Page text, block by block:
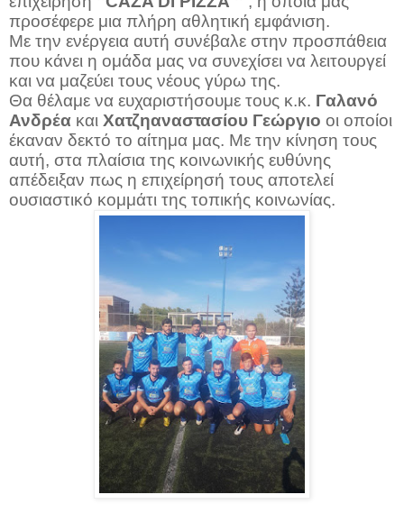
προσέφερε μια πλήρη αθλητική εμφάνιση.
Με την ενέργεια αυτή συνέβαλε στην προσπάθεια
που κάνει η ομάδα μας να συνεχίσει να λειτουργεί
και να μαζεύει τους νέους γύρω της.
Θα θέλαμε να ευχαριστήσουμε τους κ.κ. Γαλανό
Ανδρέα και Χατζηαναστασίου Γεώργιο οι οποίοι
έκαναν δεκτό το αίτημα μας. Με την κίνηση τους
αυτή, στα πλαίσια της κοινωνικής ευθύνης
απέδειξαν πως η επιχείρησή τους αποτελεί
ουσιαστικό κομμάτι της τοπικής κοινωνίας.